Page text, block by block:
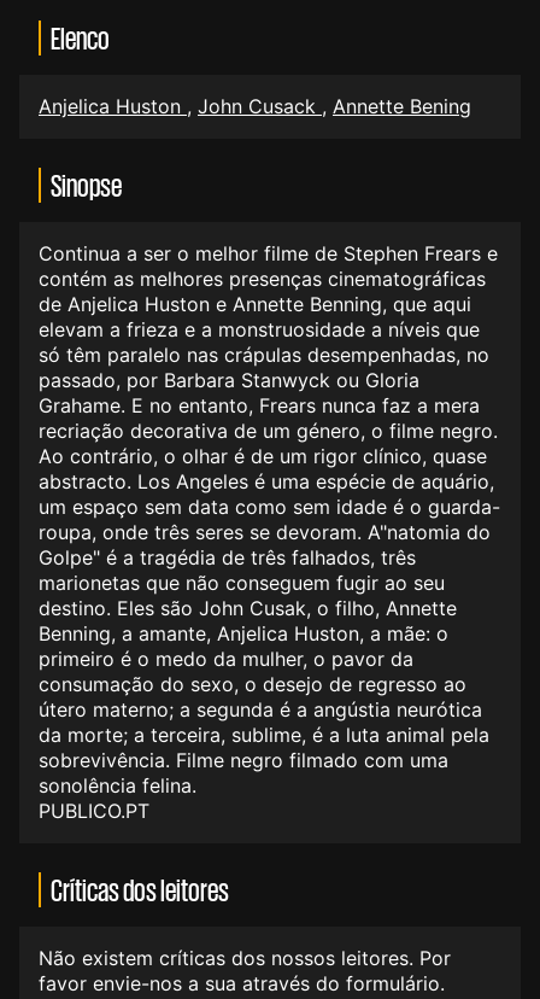
Elenco
Anjelica Huston , John Cusack , Annette Bening
Sinopse
Continua a ser o melhor filme de Stephen Frears e
contém as melhores presenças cinematográficas
de Anjelica Huston e Annette Benning, que aqui
elevam a frieza e a monstruosidade a níveis que
só têm paralelo nas crápulas desempenhadas, no
passado, por Barbara Stanwyck ou Gloria
Grahame. E no entanto, Frears nunca faz a mera
recriação decorativa de um género, o filme negro.
Ao contrário, o olhar é de um rigor clínico, quase
abstracto. Los Angeles é uma espécie de aquário,
um espaço sem data como sem idade é o guarda-
roupa, onde três seres se devoram. A"natomia do
Golpe" é a tragédia de três falhados, três
marionetas que não conseguem fugir ao seu
destino. Eles são John Cusak, o filho, Annette
Benning, a amante, Anjelica Huston, a mãe: o
primeiro é o medo da mulher, o pavor da
consumação do sexo, o desejo de regresso ao
útero materno; a segunda é a angústia neurótica
da morte; a terceira, sublime, é a luta animal pela
sobrevivência. Filme negro filmado com uma
sonolência felina.
PUBLICO.PT
Críticas dos leitores
Não existem críticas dos nossos leitores. Por
favor envie-nos a sua através do formulário.